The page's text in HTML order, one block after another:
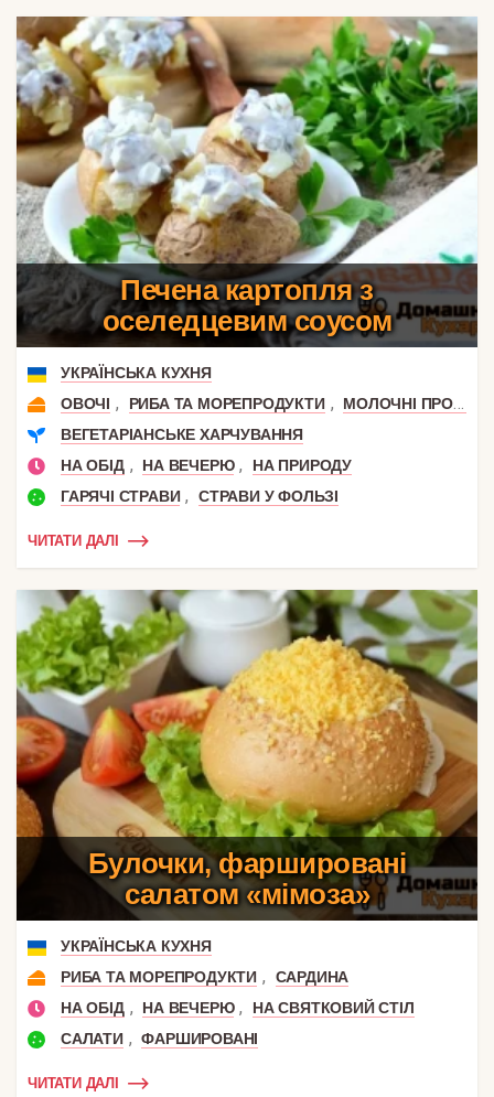
Печена картопля з
оселедцевим соусом
УКРАЇНСЬКА КУХНЯ
ОВОЧІ , РИБА ТА МОРЕПРОДУКТИ ,
МОЛОЧНІ ПРОДУКТИ
ВЕГЕТАРІАНСЬКЕ ХАРЧУВАННЯ
НА ОБІД , НА ВЕЧЕРЮ ,
НА ПРИРОДУ
ГАРЯЧІ СТРАВИ , СТРАВИ У ФОЛЬЗІ
ЧИТАТИ ДАЛІ
Булочки, фаршировані
салатом «мімоза»
УКРАЇНСЬКА КУХНЯ
РИБА ТА МОРЕПРОДУКТИ ,
САРДИНА
НА ОБІД , НА ВЕЧЕРЮ ,
НА СВЯТКОВИЙ СТІЛ
САЛАТИ , ФАРШИРОВАНІ
ЧИТАТИ ДАЛІ